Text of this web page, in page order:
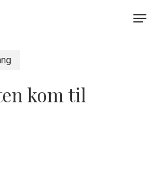
kom til